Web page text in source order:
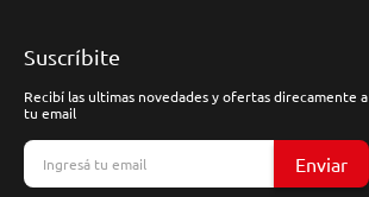
Suscríbite
Recibí las ultimas novedades y ofertas direcamente a
tu email
Enviar